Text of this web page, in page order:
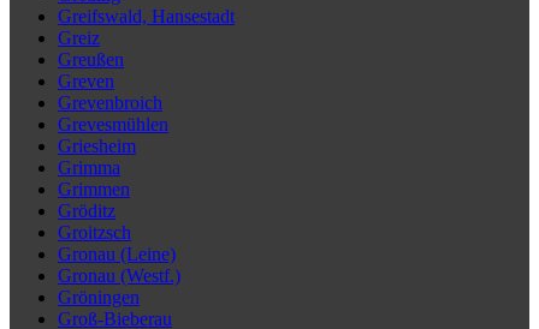
Greifswald, Hansestadt
Greiz
Greußen
Greven
Grevenbroich
Grevesmühlen
Griesheim
Grimma
Grimmen
Gröditz
Groitzsch
Gronau (Leine)
Gronau (Westf.)
Gröningen
Groß-Bieberau